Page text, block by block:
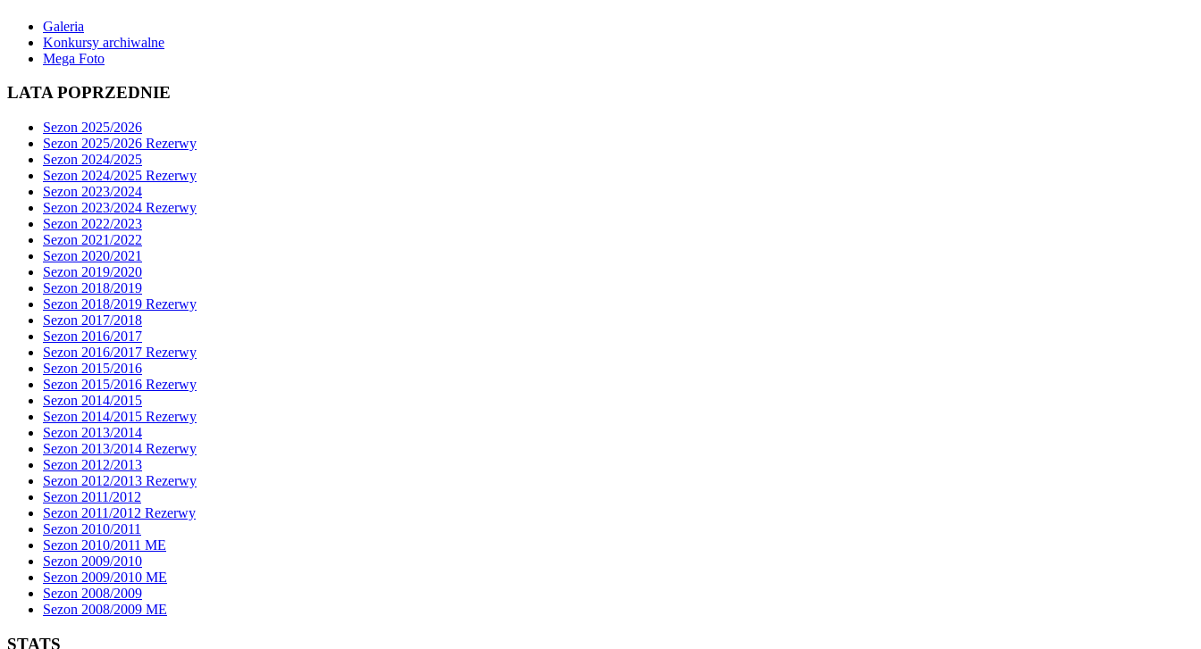
Galeria
Konkursy archiwalne
Mega Foto
LATA POPRZEDNIE
Sezon 2025/2026
Sezon 2025/2026 Rezerwy
Sezon 2024/2025
Sezon 2024/2025 Rezerwy
Sezon 2023/2024
Sezon 2023/2024 Rezerwy
Sezon 2022/2023
Sezon 2021/2022
Sezon 2020/2021
Sezon 2019/2020
Sezon 2018/2019
Sezon 2018/2019 Rezerwy
Sezon 2017/2018
Sezon 2016/2017
Sezon 2016/2017 Rezerwy
Sezon 2015/2016
Sezon 2015/2016 Rezerwy
Sezon 2014/2015
Sezon 2014/2015 Rezerwy
Sezon 2013/2014
Sezon 2013/2014 Rezerwy
Sezon 2012/2013
Sezon 2012/2013 Rezerwy
Sezon 2011/2012
Sezon 2011/2012 Rezerwy
Sezon 2010/2011
Sezon 2010/2011 ME
Sezon 2009/2010
Sezon 2009/2010 ME
Sezon 2008/2009
Sezon 2008/2009 ME
STATS